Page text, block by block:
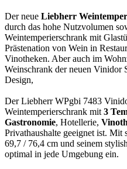
Der neue Liebherr
durch das hohe Nutzvolumen
Weintemperierschrank mit
Prästenation von Wein in
Vinotheken. Aber auch im
Weinschrank der neuen Vinidor
Design,
Der Liebherr WPgbi 7483
Weintemperierschrank mit 3
Gastronomie, Hotellerie,
Privathaushalte geeignet ist. Mit
69,7 / 76,4 cm und seinem
optimal in jede Umgebung ein.